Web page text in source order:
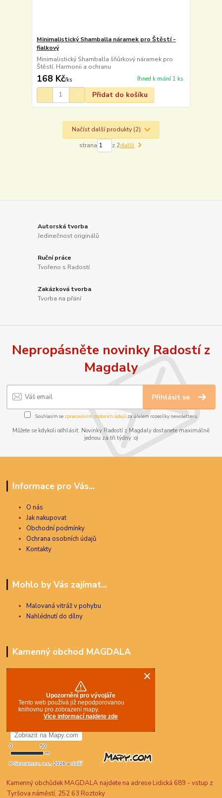
Minimalistický Shamballa náramek pro Štěstí -
fialkový
Minimalistický Shamballa šňůrkový náramek pro
Štěstí, Harmonii a ochranu
168 Kč/ks Ihned k mání 1 ks
Přidat do košíku
Načíst další produkty (2)
strana z 2další
Autorská tvorba
Jedinečnost originálů
Ruční práce
Tvořeno s Radostí
Zakázková tvorba
Tvorba na přání
Nepropásněte novinky Radostí z
Magdaly
Přihlásit se
Souhlasím se zpracováním osobních údajůza účelem rozesílky newsletteru.
Můžete se kdykoli odhlásit. Novinky Radostí z Magdaly dostanete maximálně
jednou za tři týdny :o)
Informace pro Vás...
O nás
Jak nakupovat
Obchodní podmínky
Ochrana osobních údajů
Kontakty
Mohlo by Vás zajímat...
Malovaná vitráž v pohybu
Nahlédnutí do dílny
Kamenný obchod MAGDALA
Kamenný obchůdek MAGDALA najdete na adrese Lidická 689 - vstup z
Tyršova náměstí, 252 63 Roztoky